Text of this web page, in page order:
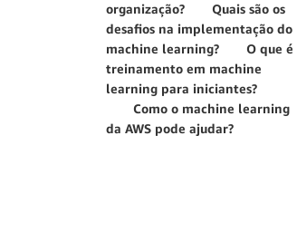
organização?
Quais são os
desafios na implementação do
machine learning?
O que é
treinamento em machine
learning para iniciantes?
Como o machine learning
da AWS pode ajudar?